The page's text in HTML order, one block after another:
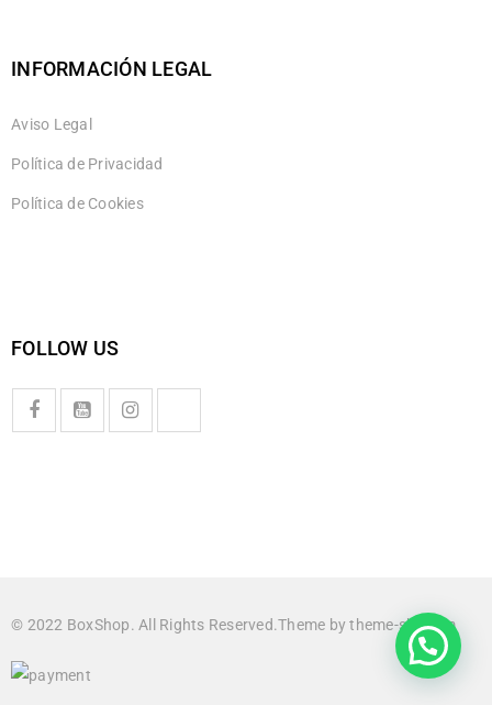
INFORMACIÓN LEGAL
Aviso Legal
Política de Privacidad
Política de Cookies
FOLLOW US
© 2022 BoxShop. All Rights Reserved.Theme bytheme-sky.com